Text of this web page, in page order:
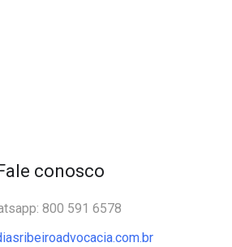
Fale conosco
800 591 6578